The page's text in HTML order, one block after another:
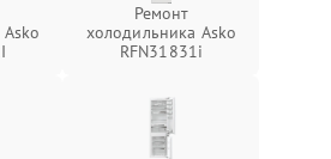
Ремонт
холодильника Asko
RFN31831i